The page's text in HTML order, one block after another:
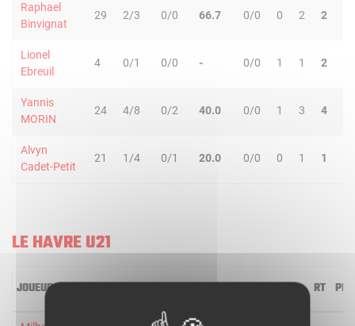
Raphael
Binvignat
29 2/3 0/0 66.7 0/0 0 2 2
Lionel
Ebreuil
4 0/1 0/0 - 0/0 1 1 2
Yannis
MORIN
24 4/8 0/2 40.0 0/0 1 3 4
Alvyn
Cadet-Petit
21 1/4 0/1 20.0 0/0 0 1 1
LE HAVRE U21
JOUEUR MIN 2R/2T 3R/3T TR/TT 1R/1T RO RD RT PD